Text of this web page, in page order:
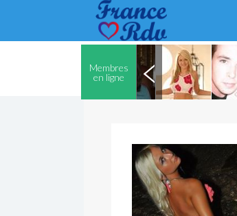
Membres
en ligne